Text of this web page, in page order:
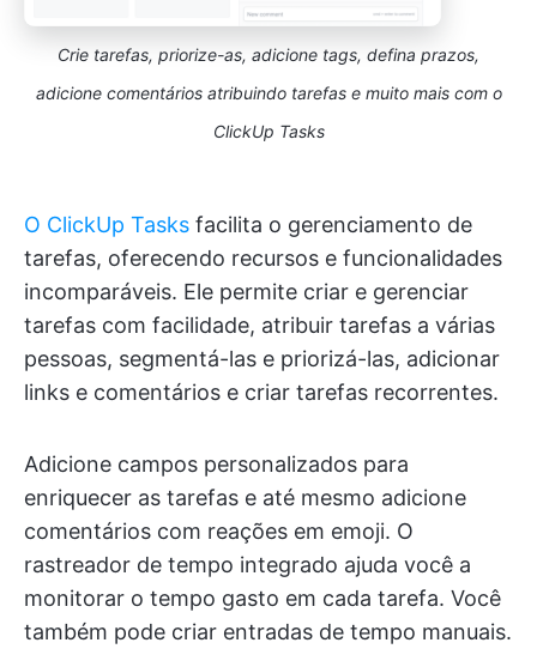
Crie tarefas, priorize-as, adicione tags, defina prazos,
adicione comentários atribuindo tarefas e muito mais com o
ClickUp Tasks
O ClickUp Tasks facilita o gerenciamento de
tarefas, oferecendo recursos e funcionalidades
incomparáveis. Ele permite criar e gerenciar
tarefas com facilidade, atribuir tarefas a várias
pessoas, segmentá-las e priorizá-las, adicionar
links e comentários e criar tarefas recorrentes.
Adicione campos personalizados para
enriquecer as tarefas e até mesmo adicione
comentários com reações em emoji. O
rastreador de tempo integrado ajuda você a
monitorar o tempo gasto em cada tarefa. Você
também pode criar entradas de tempo manuais.